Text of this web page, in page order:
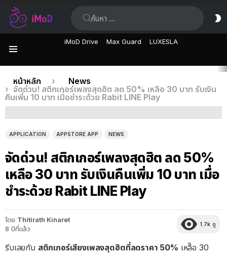
iMoD Drive Max Guard LUXESLA
เรื่อง
ล่าสุด
คุณอยู่ที่นี่:
หน้าหลัก
News
จัดด่วน! สติกเกอร์เพลงสุดฮิต ลด 50% เหลือ 30 บาท รับเงิน
คืนเพิ่ม 10 บาท เมื่อชำระด้วย Rabit LINE Play
APPLICATION APPSTORE APP NEWS
จัดด่วน! สติกเกอร์เพลงสุดฮิต ลด 50%
เหลือ 30 บาท รับเงินคืนเพิ่ม 10 บาท เมื่อ
ชำระด้วย Rabit LINE Play
โดย Thitirath Kinaret
8 ปีที่แล้ว
1.7k ดู
รีบเลยกับ สติกเกอร์เสียงเพลงสุดฮิตที่ลดราคา 50% เหลืิอ 30